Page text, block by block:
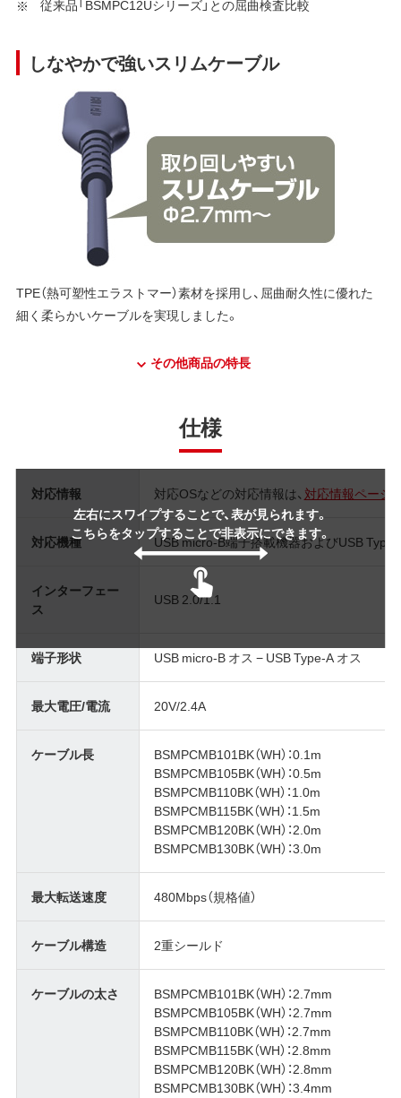
従来品「BSMPC12Uシリーズ」との屈曲検査比較
しなやかで強いスリムケーブル
TPE（熱可塑性エラストマー）素材を採用し、屈曲耐久性に優れた
細く柔らかいケーブルを実現しました。
その他商品の特長
仕様
左右にスワイプすることで、表が見られます。
こちらをタップすることで非表示にできます。
対応情報 対応OSなどの対応情報は、 対応情報ページ
対応機種 USB micro-B端子搭載機器およびUSB
インターフェー
ス
USB 2.0/1.1
端子形状 USB micro-B オス − USB Type-A オス
最大電圧/電流 20V/2.4A
ケーブル長
BSMPCMB101BK（WH）：0.1m
BSMPCMB105BK（WH）：0.5m
BSMPCMB110BK（WH）：1.0m
BSMPCMB115BK（WH）：1.5m
BSMPCMB120BK（WH）：2.0m
BSMPCMB130BK（WH）：3.0m
最大転送速度 480Mbps（規格値）
ケーブル構造 2重シールド
ケーブルの太さ
BSMPCMB101BK（WH）：2.7mm
BSMPCMB105BK（WH）：2.7mm
BSMPCMB110BK（WH）：2.7mm
BSMPCMB115BK（WH）：2.8mm
BSMPCMB120BK（WH）：2.8mm
BSMPCMB130BK（WH）：3.4mm